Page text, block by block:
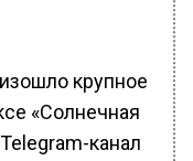
крупное
«Солнечная
канал